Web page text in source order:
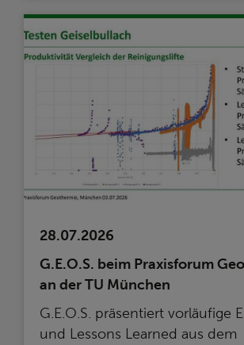
28.07.2026
G.E.O.S. beim Praxisforum
an der TU München
G.E.O.S. präsentiert vorläufige
und Lessons Learned aus dem